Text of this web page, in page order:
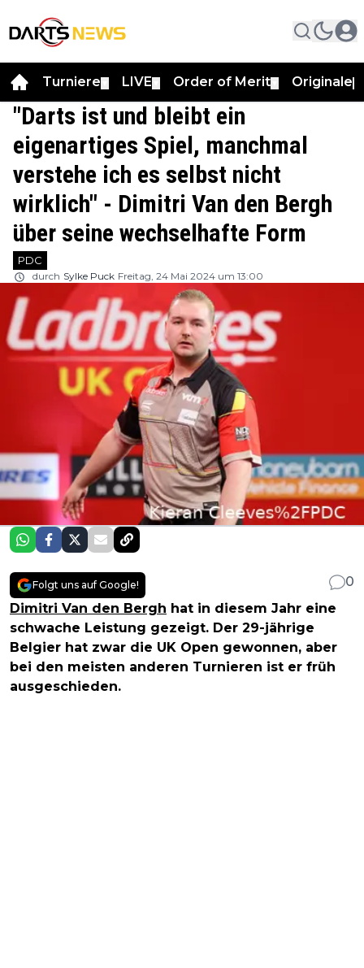
Turniere LIVE Order of Merit Originale
"Darts ist und bleibt ein
eigenartiges Spiel, manchmal
verstehe ich es selbst nicht
wirklich" - Dimitri Van den Bergh
über seine wechselhafte Form
PDC
durch Sylke Puck Freitag, 24 Mai 2024 um 13:00
Folgt uns auf Google!
0
Dimitri Van den Bergh hat in diesem Jahr eine
schwache Leistung gezeigt. Der 29-jährige
Belgier hat zwar die UK Open gewonnen, aber
bei den meisten anderen Turnieren ist er früh
ausgeschieden.